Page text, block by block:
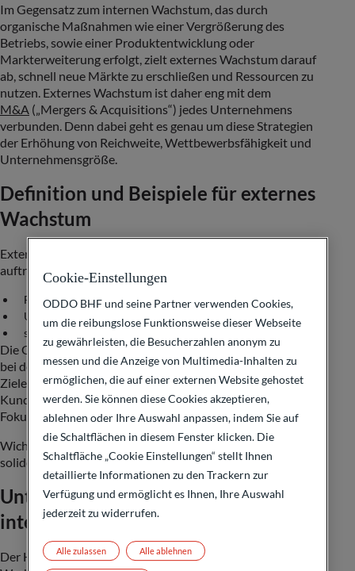
Im Gegensatz zum internen Wachstum, das durch
organische Maßnahmen wie einer Vergrößerung des
Betriebs, sowie einer Produktentwicklung oder
Markterweiterung erfolgt, zielt externes Wachstum darauf
ab, schnell neue Märkte zu erschließen und Ressourcen zu
nutzen. Externes Wachstum ist daher eng mit dem
M&A („Mergers & Acquisitions“) jedes Unternehmens
verbunden. Denn dabei geht es genau um diese Strategien
der Erhöhung von Reichweite, Wettbewerbsfähigkeit und
Unternehmensgröße.
Definition und Beispiele für externes
Wachstum
Externes Wachstum kann in verschiedenen Formen
auftreten. Beispiele dafür sind:
Fusionen
Unternehmensübernahmen
strategische Partnerschaften
Die Gründe dafür sind recht unterschiedlich. Während es
bei den Partnerschaften um das gemeinsame Erreichen von
Zielen geht, liegt bei der Übernahme der Zugang zu den
Kunden oder Technologien des anderen Unternehmens im
Fokus.
Wichtig für eine geplante Fusion oder Übernahme ist eine
solide
Unternehmensfinanzierung.
Unterschiede zwischen externem und
internem Wachstum
Der Hauptunterschied zwischen externem und internem
Cookie-Einstellungen
ODDO BHF und seine Partner verwenden Cookies,
um die reibungslose Funktionsweise dieser Webseite
zu gewährleisten, die Besucherzahlen anonym zu
messen und die Anzeige von Multimedia-Inhalten zu
ermöglichen, die auf einer externen Website gehostet
werden. Sie können diese Cookies akzeptieren,
ablehnen oder Ihre Auswahl anpassen, indem Sie auf
die Schaltflächen in diesem Fenster klicken. Die
Schaltfläche „Cookie Einstellungen“ stellt Ihnen
detaillierte Informationen zu den Trackern zur
Verfügung und ermöglicht es Ihnen, Ihre Auswahl
jederzeit zu widerrufen.
Alle ablehnen
Alle zulassen